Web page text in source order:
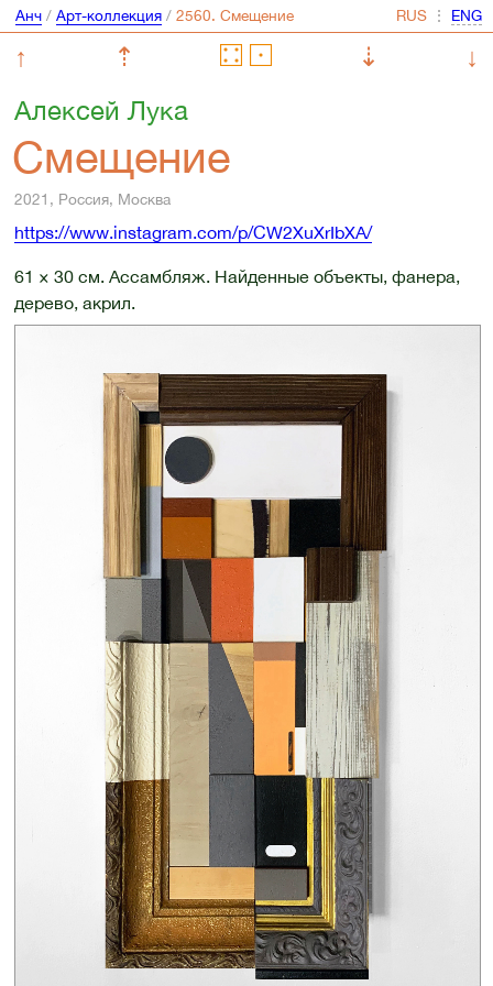
Анч/ Арт-коллекция/ ⋮
↑ ⇡ ⇣
↓
Алексей Лука
Смещение
2021, Россия, Москва
https://www.instagram.com/p/CW2XuXrIbXA/
61 × 30 см. Ассамбляж. Найденные объекты, фанера,
дерево, акрил.